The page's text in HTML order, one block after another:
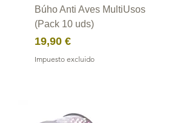
Búho Anti Aves MultiUsos
(Pack 10 uds)
Precio
19,90 €
Impuesto excluido